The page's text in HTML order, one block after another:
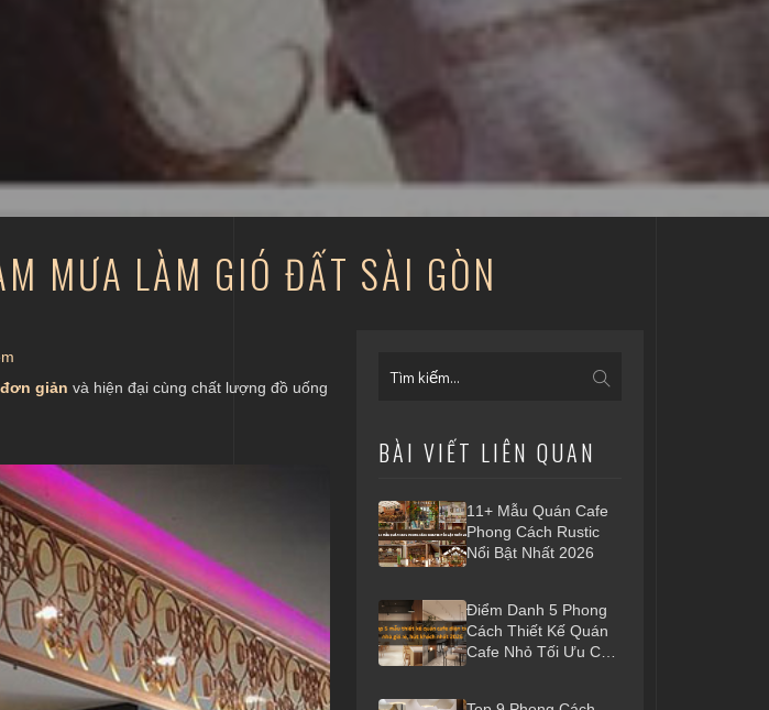
MƯA LÀM GIÓ ĐẤT SÀI GÒN
giản và hiện đại cùng chất lượng đồ uống
BÀI VIẾT LIÊN QUAN
11+ Mẫu Quán Cafe
Phong Cách Rustic
Nổi Bật Nhất 2026
Điểm Danh 5 Phong
Cách Thiết Kế Quán
Cafe Nhỏ Tối Ưu Chi